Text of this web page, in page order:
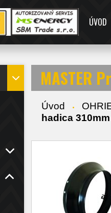
ÚVOD
MASTER
Úvod
hadica